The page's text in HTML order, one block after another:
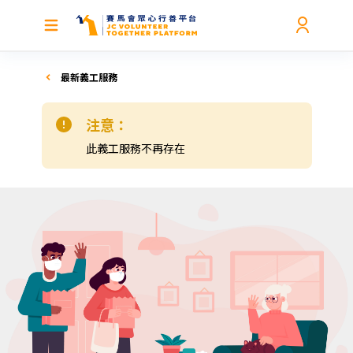
最新義工服務
注意：
此義工服務不再存在